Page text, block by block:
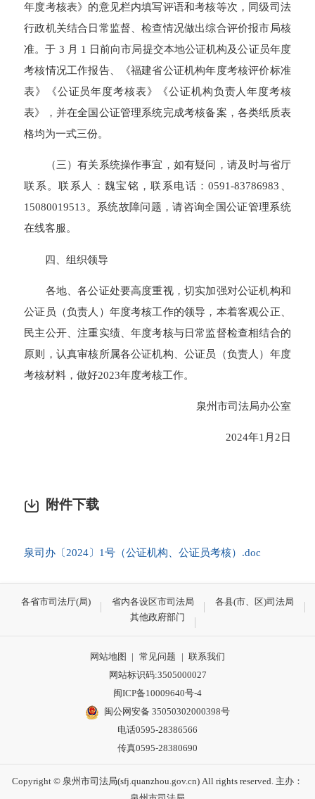
年度考核表》的意见栏内填写评语和考核等次，同级司法
行政机关结合日常监督、检查情况做出综合评价报市局核
准。于 3 月 1 日前向市局提交本地公证机构及公证员年度
考核情况工作报告、《福建省公证机构年度考核评价标准
表》《公证员年度考核表》《公证机构负责人年度考核
表》，并在全国公证管理系统完成考核备案，各类纸质表
格均为一式三份。
（三）有关系统操作事宜，如有疑问，请及时与省厅
联系。联系人：魏宝铭，联系电话：0591-83786983、
15080019513。系统故障问题，请咨询全国公证管理系统
在线客服。
四、组织领导
各地、各公证处要高度重视，切实加强对公证机构和
公证员（负责人）年度考核工作的领导，本着客观公正、
民主公开、注重实绩、年度考核与日常监督检查相结合的
原则，认真审核所属各公证机构、公证员（负责人）年度
考核材料，做好2023年度考核工作。
泉州市司法局办公室
2024年1月2日
附件下载
泉司办〔2024〕1号（公证机构、公证员考核）.doc
各省市司法厅(局) 省内各设区市司法局
各县(市、区)司法局
其他政府部门
网站地图 | 常见问题 | 联系我们
网站标识码:3505000027
闽ICP备10009640号-4
闽公网安备 35050302000398号
电话0595-28386566
传真0595-28380690
Copyright © 泉州市司法局(sfj.quanzhou.gov.cn) All rights reserved. 主办：